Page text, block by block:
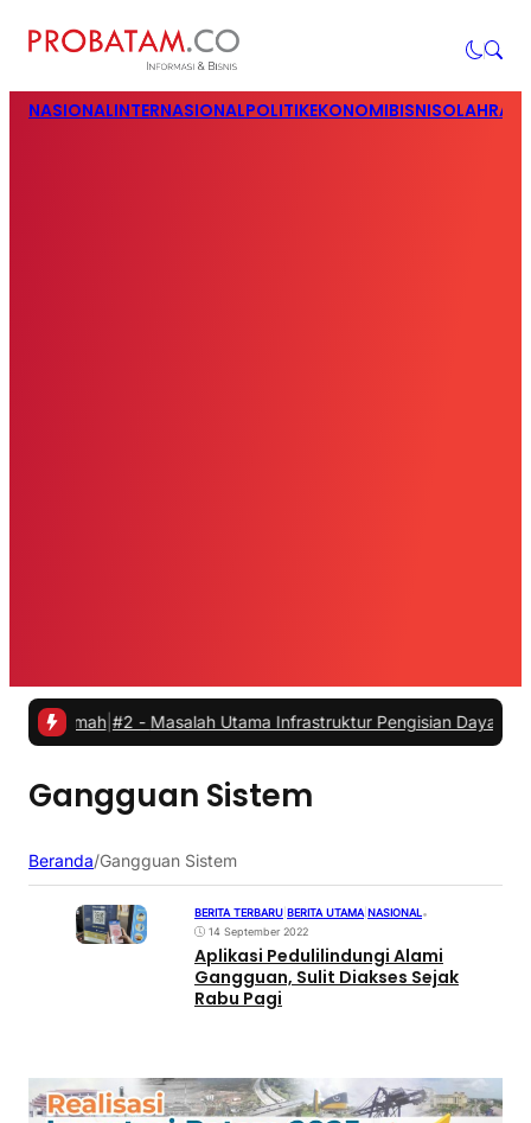
NASIONALINTERNASIONALPOLITIKEKONOMIBISNIS
|#2 -Masalah Utama Infrastruktur Pengisian Daya untuk
Gangguan Sistem
Beranda/Gangguan Sistem
BERITA TERBARU BERITA UTAMA NASIONAL•
14 September 2022
Aplikasi Pedulilindungi Alami
Gangguan, Sulit Diakses Sejak
Rabu Pagi